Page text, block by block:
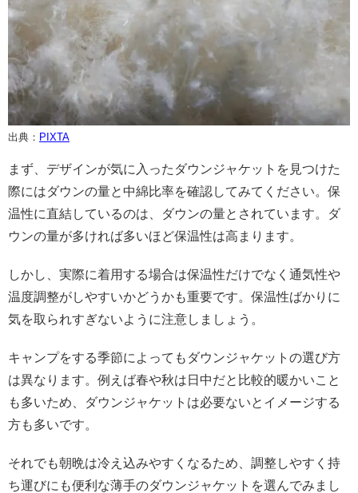
出典： PIXTA
まず、デザインが気に入ったダウンジャケットを見つけた
際にはダウンの量と中綿比率を確認してみてください。保
温性に直結しているのは、ダウンの量とされています。ダ
ウンの量が多ければ多いほど保温性は高まります。
しかし、実際に着用する場合は保温性だけでなく通気性や
温度調整がしやすいかどうかも重要です。保温性ばかりに
気を取られすぎないように注意しましょう。
キャンプをする季節によってもダウンジャケットの選び方
は異なります。例えば春や秋は日中だと比較的暖かいこと
も多いため、ダウンジャケットは必要ないとイメージする
方も多いです。
それでも朝晩は冷え込みやすくなるため、調整しやすく持
ち運びにも便利な薄手のダウンジャケットを選んでみまし